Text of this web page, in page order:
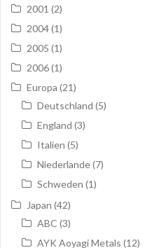
2001 (2)
2004(1)
2005 (1)
2006(1)
Europa (21)
Deutschland (5)
England (3)
Italien (5)
Niederlande(7)
Schweden (1)
Japan (42)
ABC (3)
AYK Aoyagi Metals (12)